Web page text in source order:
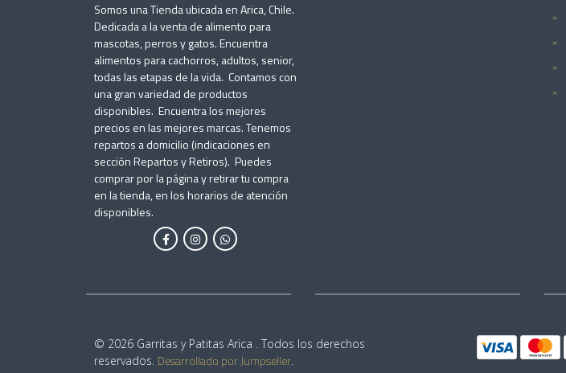
Somos una Tienda ubicada en Arica, Chile.
Dedicada a la venta de alimento para
mascotas, perros y gatos. Encuentra
alimentos para cachorros, adultos, senior,
todas las etapas de la vida. Contamos con
una gran variedad de productos
disponibles. Encuentra los mejores
precios en las mejores marcas. Tenemos
repartos a domicilio (indicaciones en
sección Repartos y Retiros). Puedes
comprar por la página y retirar tu compra
en la tienda, en los horarios de atención
disponibles.
© 2026 Garritas y Patitas Arica . Todos los derechos
reservados. Desarrollado por Jumpseller.